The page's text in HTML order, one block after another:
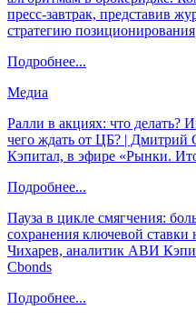
пресс-завтрак, представив
стратегию позиционирования
Подробнее...
Медиа
Ралли в акциях: что делать?
чего ждать от ЦБ? | Дмитрий
Кэпитал, в эфире «Рынки.
Подробнее...
Пауза в цикле смягчения:
сохранения ключевой
Чихарев, аналитик АВИ
Cbonds
Подробнее...